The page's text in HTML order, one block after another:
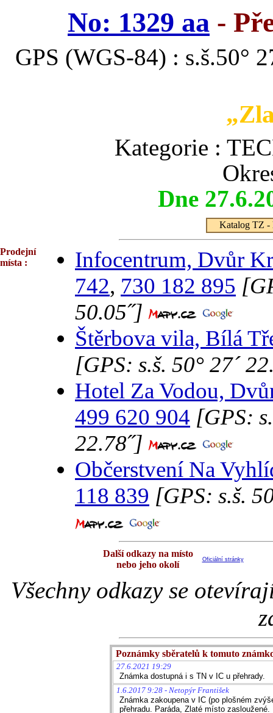
No: 1329 aa -
GPS (WGS-84) : s.š.50°
Kategorie :
Dne
Katalog TZ -
Prodejní
místa :
Infocentrum, Dvůr
742, 730 182 895
50.05˝]
Štěrbova vila, Bílá
[GPS: s.š. 50° 27´
Hotel Za Vodou,
499 620 904 [GPS:
22.78˝]
Občerstvení Na
118 839 [GPS: s.š.
Další odkazy na místo
nebo jeho okolí
Oficiální stránky
Všechny odkazy se
Poznámky sběratelů k tomuto
27.6.2021 19:29
Známka dostupná i s TN v IC u přehrady.
1.6.2017 9:28 - Netopýr František
Známka zakoupena v IC (po plošném
přehradu. Paráda, Zlaté místo zasloužené.